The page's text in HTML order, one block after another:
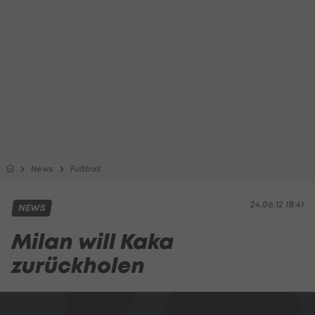
News Fußball
24.06.12 18:41
NEWS
Milan will Kaka
zurückholen